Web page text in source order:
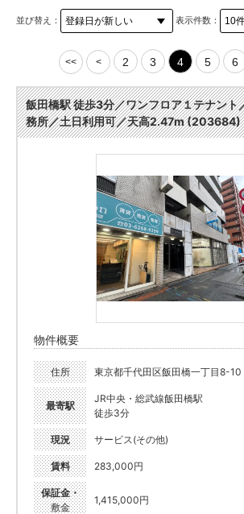
並び替え： 表示件数：
<< < 2 3 4 5 6
飯田橋駅 徒歩3分／ワンフロア１テナント
務所／土日利用可／天高2.47m (203684)
物件概要
住所 東京都千代田区飯田橋一丁目8-10
最寄駅
JR中央・総武線飯田橋駅
徒歩3分
現況 サービス(その他)
賃料 283,000円
保証金・
敷金
1,415,000円